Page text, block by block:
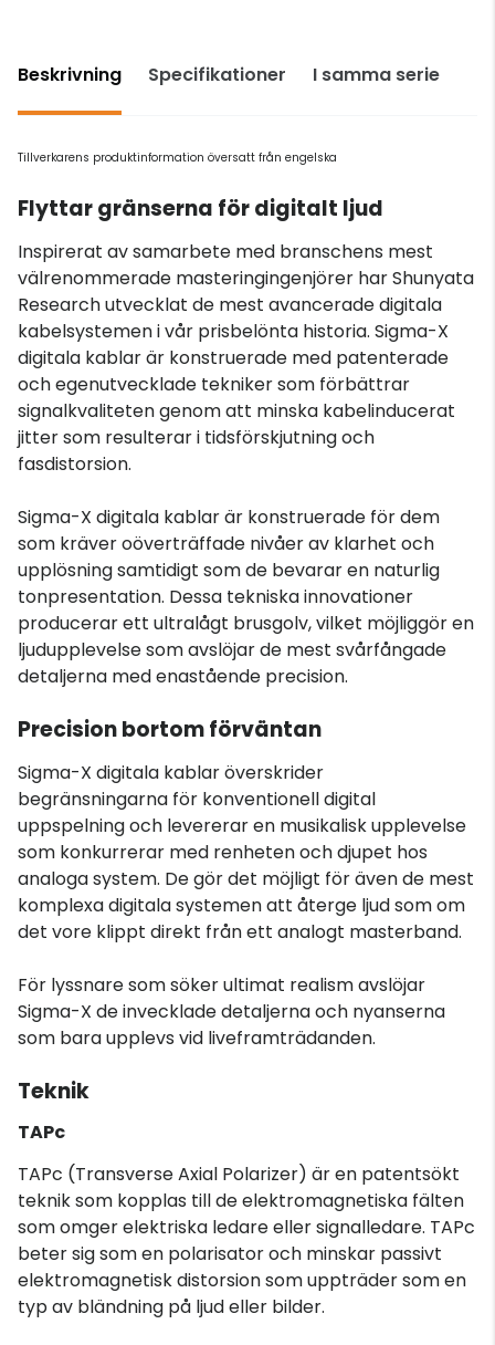
Beskrivning Specifikationer I samma serie
Tillverkarens produktinformation översatt från engelska
Flyttar gränserna för digitalt ljud
Inspirerat av samarbete med branschens mest
välrenommerade masteringingenjörer har Shunyata
Research utvecklat de mest avancerade digitala
kabelsystemen i vår prisbelönta historia. Sigma-X
digitala kablar är konstruerade med patenterade
och egenutvecklade tekniker som förbättrar
signalkvaliteten genom att minska kabelinducerat
jitter som resulterar i tidsförskjutning och
fasdistorsion.
Sigma-X digitala kablar är konstruerade för dem
som kräver oöverträffade nivåer av klarhet och
upplösning samtidigt som de bevarar en naturlig
tonpresentation. Dessa tekniska innovationer
producerar ett ultralågt brusgolv, vilket möjliggör en
ljudupplevelse som avslöjar de mest svårfångade
detaljerna med enastående precision.
Precision bortom förväntan
Sigma-X digitala kablar överskrider
begränsningarna för konventionell digital
uppspelning och levererar en musikalisk upplevelse
som konkurrerar med renheten och djupet hos
analoga system. De gör det möjligt för även de mest
komplexa digitala systemen att återge ljud som om
det vore klippt direkt från ett analogt masterband.
För lyssnare som söker ultimat realism avslöjar
Sigma-X de invecklade detaljerna och nyanserna
som bara upplevs vid liveframträdanden.
Teknik
TAPc
TAPc (Transverse Axial Polarizer) är en patentsökt
teknik som kopplas till de elektromagnetiska fälten
som omger elektriska ledare eller signalledare. TAPc
beter sig som en polarisator och minskar passivt
elektromagnetisk distorsion som uppträder som en
typ av bländning på ljud eller bilder.